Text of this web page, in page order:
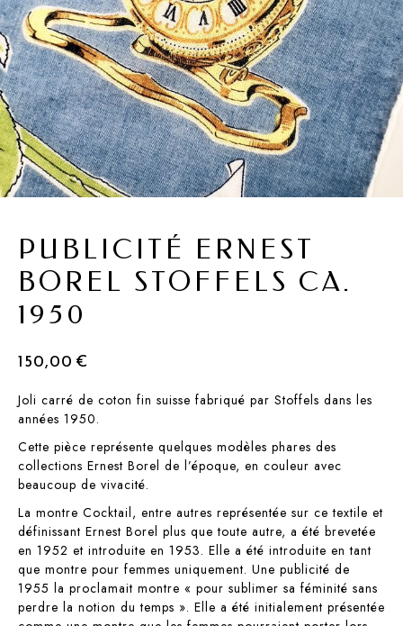
PUBLICITÉ ERNEST
BOREL STOFFELS CA.
1950
150,00 €
Joli carré de coton fin suisse fabriqué par Stoffels dans les
années 1950.
Cette pièce représente quelques modèles phares des
collections Ernest Borel de l’époque, en couleur avec
beaucoup de vivacité.
La montre Cocktail, entre autres représentée sur ce textile et
définissant Ernest Borel plus que toute autre, a été brevetée
en 1952 et introduite en 1953. Elle a été introduite en tant
que montre pour femmes uniquement. Une publicité de
1955 la proclamait montre « pour sublimer sa féminité sans
perdre la notion du temps ». Elle a été initialement présentée